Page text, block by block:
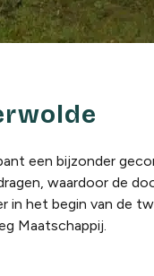
een bijzonder
waardoor de
in het begin van de
Maatschappij.